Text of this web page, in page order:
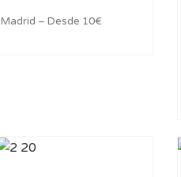
Madrid – Desde 10€